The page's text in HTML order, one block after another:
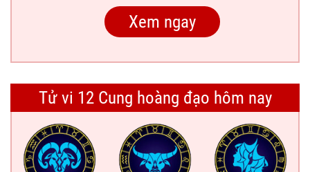
Tử vi 12 Cung hoàng đạo hôm nay